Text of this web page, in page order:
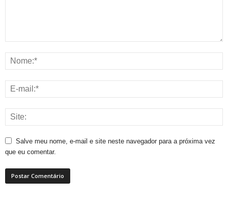
Salve meu nome, e-mail e site neste navegador para a próxima vez
que eu comentar.